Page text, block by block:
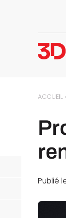
ACCUEIL
Publié